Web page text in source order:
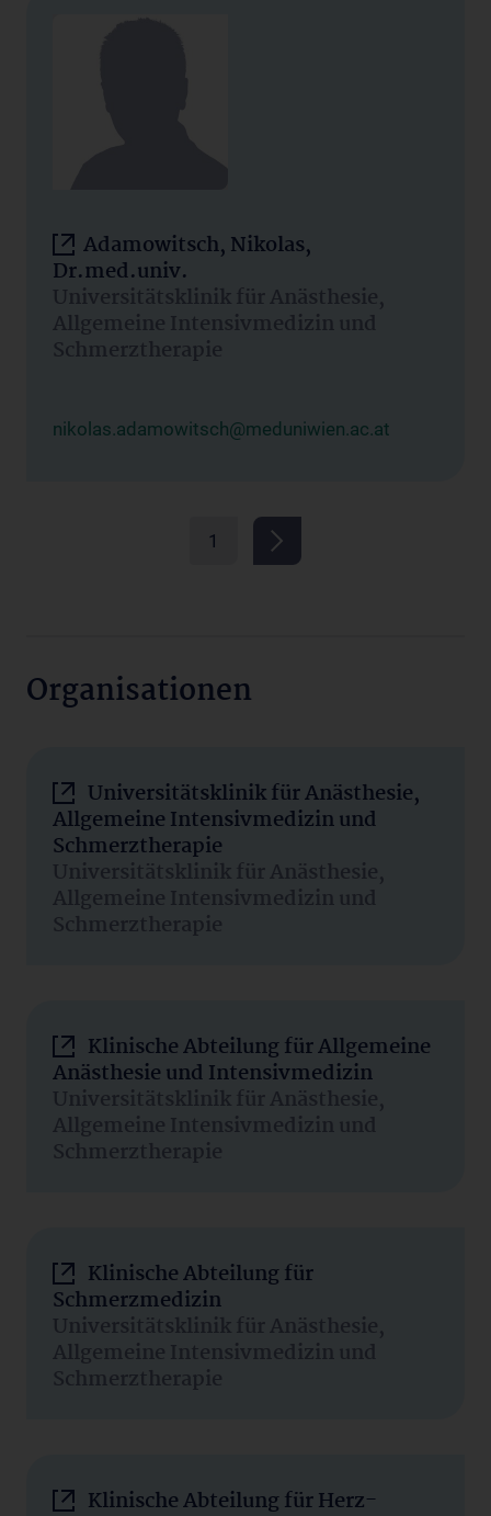
Adamowitsch, Nikolas,
Dr.med.univ.
Universitätsklinik für Anästhesie,
Allgemeine Intensivmedizin und
Schmerztherapie
nikolas.adamowitsch@meduniwien.ac.at
1
Organisationen
Universitätsklinik für Anästhesie,
Allgemeine Intensivmedizin und
Schmerztherapie
Universitätsklinik für Anästhesie,
Allgemeine Intensivmedizin und
Schmerztherapie
Klinische Abteilung für Allgemeine
Anästhesie und Intensivmedizin
Universitätsklinik für Anästhesie,
Allgemeine Intensivmedizin und
Schmerztherapie
Klinische Abteilung für
Schmerzmedizin
Universitätsklinik für Anästhesie,
Allgemeine Intensivmedizin und
Schmerztherapie
Klinische Abteilung für Herz-